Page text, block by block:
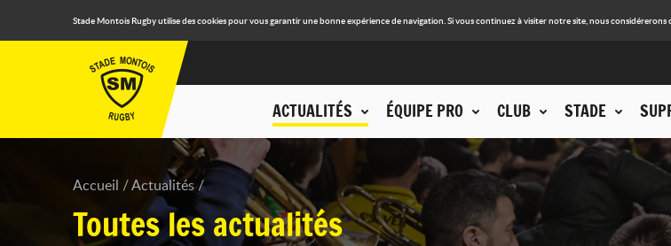
Stade Montois Rugby utilise des cookies pour vous garantir une bonne expérience de navigation. Si vous continuez à visiter notre site, nous
ACTUALITÉS ÉQUIPE PRO CLUB STADE
Accueil Actualités
Toutes les actualités